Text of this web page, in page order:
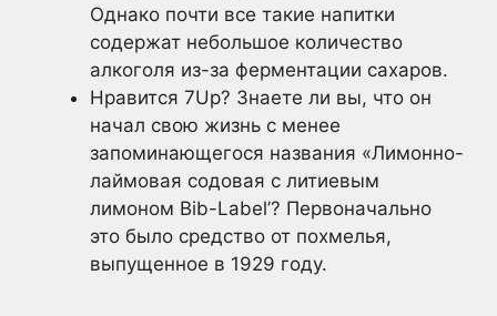
Однако почти все такие напитки
содержат небольшое количество
алкоголя из-за ферментации сахаров.
Нравится 7Up? Знаете ли вы, что он
начал свою жизнь с менее
запоминающегося названия «Лимонно-
лаймовая содовая с литиевым
лимоном Bib-Label’? Первоначально
это было средство от похмелья,
выпущенное в 1929 году.